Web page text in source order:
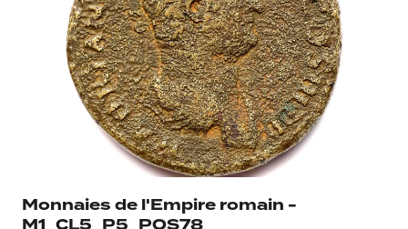
Monnaies de l'Empire romain -